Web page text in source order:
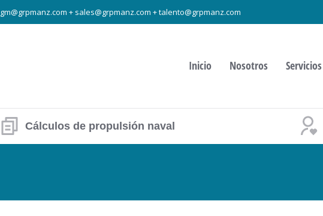
gm@grpmanz.com + sales@grpmanz.com + talento@grpmanz.com
Inicio Nosotros Servicios
Cálculos de propulsión naval